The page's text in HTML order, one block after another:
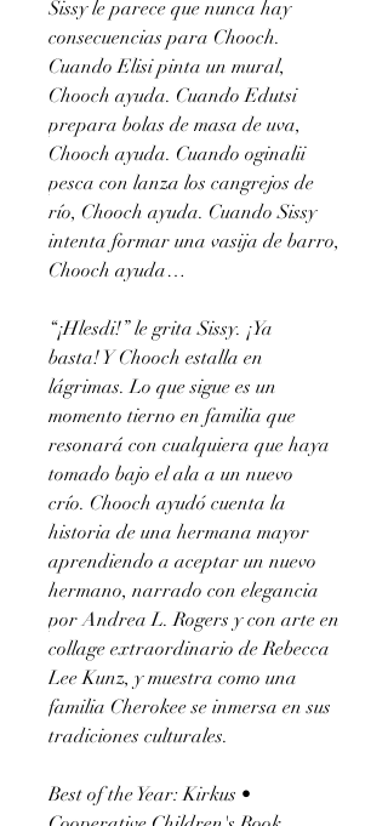
Sissy le parece que nunca hay
consecuencias para Chooch.
Cuando Elisi pinta un mural,
Chooch ayuda. Cuando Edutsi
prepara bolas de masa de uva,
Chooch ayuda. Cuando oginalii
pesca con lanza los cangrejos de
río, Chooch ayuda. Cuando Sissy
intenta formar una vasija de barro,
Chooch ayuda…
“¡Hlesdi!” le grita Sissy. ¡Ya
basta! Y Chooch estalla en
lágrimas. Lo que sigue es un
momento tierno en familia que
resonará con cualquiera que haya
tomado bajo el ala a un nuevo
crío. Chooch ayudó cuenta la
historia de una hermana mayor
aprendiendo a aceptar un nuevo
hermano, narrado con elegancia
por Andrea L. Rogers y con arte en
collage extraordinario de Rebecca
Lee Kunz, y muestra como una
familia Cherokee se inmersa en sus
tradiciones culturales.
Best of the Year: Kirkus •